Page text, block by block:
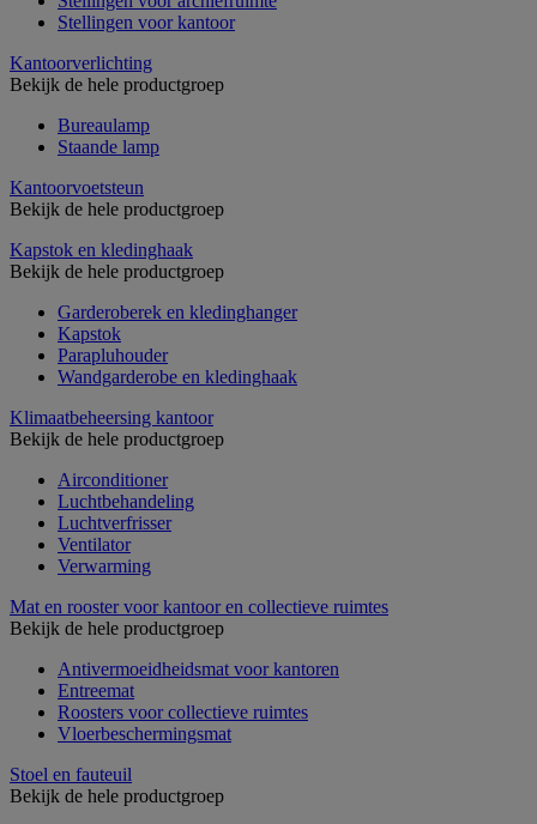
Stellingen voor kantoor
Kantoorverlichting
Bekijk de hele productgroep
Bureaulamp
Staande lamp
Kantoorvoetsteun
Bekijk de hele productgroep
Kapstok en kledinghaak
Bekijk de hele productgroep
Garderoberek en kledinghanger
Kapstok
Parapluhouder
Wandgarderobe en kledinghaak
Klimaatbeheersing kantoor
Bekijk de hele productgroep
Airconditioner
Luchtbehandeling
Luchtverfrisser
Ventilator
Verwarming
Mat en rooster voor kantoor en collectieve ruimtes
Bekijk de hele productgroep
Antivermoeidheidsmat voor kantoren
Entreemat
Roosters voor collectieve ruimtes
Vloerbeschermingsmat
Stoel en fauteuil
Bekijk de hele productgroep